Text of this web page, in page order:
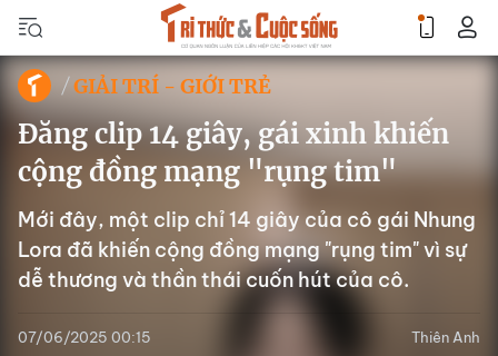
GIẢI TRÍ - GIỚI TRẺ
Đăng clip 14 giây, gái xinh khiến
cộng đồng mạng "rụng tim"
Mới đây, một clip chỉ 14 giây của cô gái Nhung
Lora đã khiến cộng đồng mạng "rụng tim" vì sự
dễ thương và thần thái cuốn hút của cô.
07/06/2025 00:15 Thiên Anh